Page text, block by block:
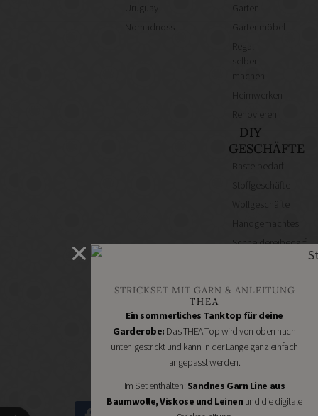
Uruguay
Nomadnoss
Garten
Gartenmöbel
Regal
Heimwerken
DIY
GESCHÄFTE
Bastelbedarf
Stoffgeschäfte
Wollgeschäfte
Handgemachtes
Schneidereibedarf
Handarbeitszubehör
Online
Shops
Schmuckzubehör
Nähmaschinen
STRICKSET MIT GARN & ANLEITUNG
THEA
Ein sommerliches Tanktop für deine
Garderobe: Das THEA Top wird von oben nach
unten gestrickt und kann in der Länge ganz einfach
angepasst werden.
Im Set enthalten: Sandnes Garn Line aus
Baumwolle, Viskose und Leinen und die digitale